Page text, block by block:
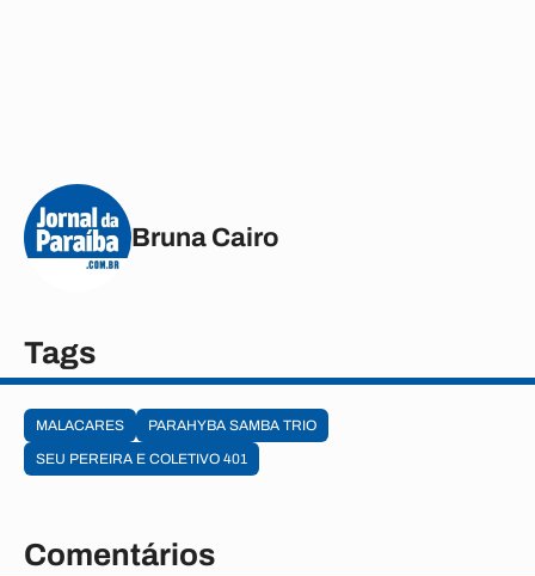
Bruna Cairo
Tags
MALACARES
PARAHYBA SAMBA TRIO
SEU PEREIRA E COLETIVO 401
Comentários